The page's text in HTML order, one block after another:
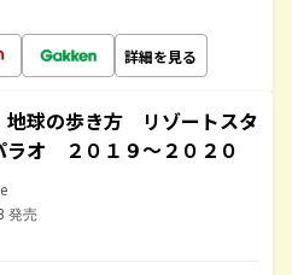
詳細を見る
球の歩き方 リゾートスタ
オ ２０１９～２０２０
発売